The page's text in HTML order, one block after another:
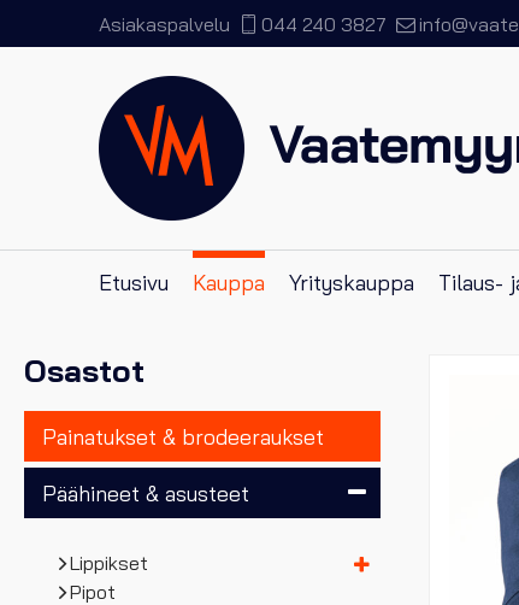
Asiakaspalvelu 044 240 3827
Etusivu Kauppa Yrityskauppa Tilaus-
Osastot
Painatukset & brodeeraukset
Päähineet & asusteet
Lippikset
Pipot